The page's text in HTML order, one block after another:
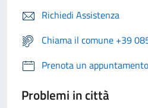
Richiedi Assistenza
Chiama il comune +39
Prenota un appuntamento
Problemi in città